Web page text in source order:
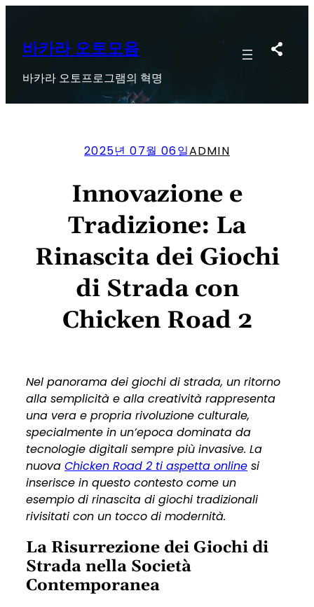
바카라 오토모음
바카라 오토프로그램의 혁명
2025년 07월 06일ADMIN
Innovazione e
Tradizione: La
Rinascita dei Giochi
di Strada con
Chicken Road 2
Nel panorama dei giochi di strada, un ritorno
alla semplicità e alla creatività rappresenta
una vera e propria rivoluzione culturale,
specialmente in un’epoca dominata da
tecnologie digitali sempre più invasive. La
nuovaChicken Road 2 ti aspetta online si
inserisce in questo contesto come un
esempio di rinascita di giochi tradizionali
rivisitati con un tocco di modernità.
La Risurrezione dei Giochi di
Strada nella Società
Contemporanea